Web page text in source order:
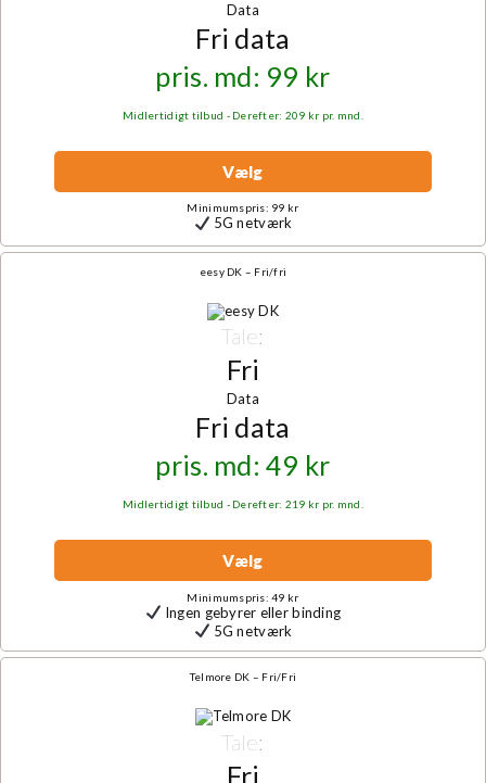
Data
Fri data
pris. md: 99 kr
Midlertidigt tilbud - Derefter: 209 kr pr. mnd.
Vælg
Minimumspris: 99 kr
5G netværk
eesy DK – Fri/fri
Tale:
Fri
Data
Fri data
pris. md: 49 kr
Midlertidigt tilbud - Derefter: 219 kr pr. mnd.
Vælg
Minimumspris: 49 kr
Ingen gebyrer eller binding
5G netværk
Telmore DK – Fri/Fri
Tale:
Fri